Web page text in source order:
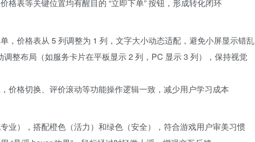
格表等关键位置均有醒目的 “立即下单” 按钮，形成转化闭环
，价格表从 5 列调整为 1 列，文字大小动态适配，避免小屏显示错乱
整布局（如服务卡片在平板显示 2 列，PC 显示 3 列），保持视觉
价格切换、评价滚动等功能操作逻辑一致，减少用户学习成本
业），搭配橙色（活力）和绿色（安全），符合游戏用户审美习惯